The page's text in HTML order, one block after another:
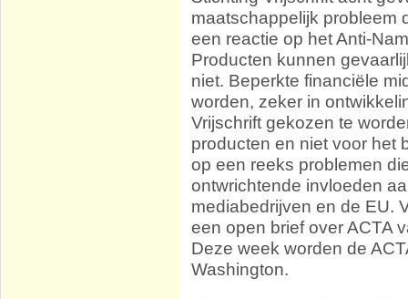
maatschappelijk probleem
een reactie op het Anti-
Producten kunnen
niet. Beperkte financiële
worden, zeker in
Vrijschrift gekozen te
producten en niet voor het
op een reeks problemen
ontwrichtende invloeden
mediabedrijven en de EU.
een open brief over ACTA
Deze week worden de
Washington.